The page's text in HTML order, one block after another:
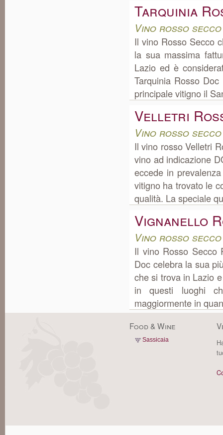
Tarquinia
Vino rosso
Il vino Rosso Secco
la sua massima
Lazio ed è
Tarquinia Rosso
principale vitigno il
Velletri
Vino rosso
Il vino rosso Velletri
vino ad indicazione
eccede in
vitigno ha trovato le
qualità. La speciale
Vignanello
Vino rosso
Il vino Rosso Secco
Doc celebra la sua
che si trova in Lazio
in questi luoghi
maggiormente in
Food & Wine
Sassicaia